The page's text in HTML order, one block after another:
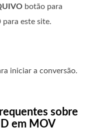
botão para
para este site.
iniciar a conversão.
sobre
em MOV